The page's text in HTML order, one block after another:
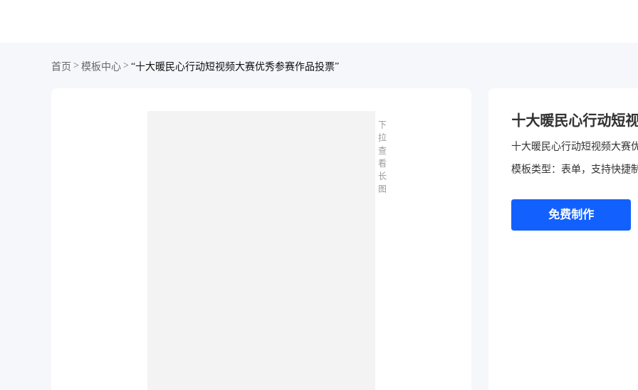
首页 > 模板中心 > “十大暖民心行动短视频大赛优秀参赛作品投票”
下
拉
查
看
长
图
十大暖民心行动短
十大暖民心行动短视频大赛
模板类型：表单，支持快捷
免费制作